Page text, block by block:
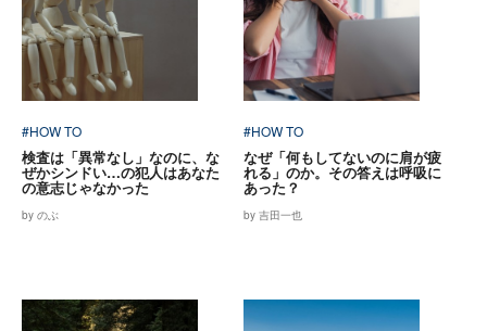
#HOW TO
検査は「異常なし」なのに、な
ぜかシンドい…の犯人はあなた
の意志じゃなかった
by のぶ
#HOW TO
なぜ「何もしてないのに肩が疲
れる」のか。その答えは呼吸に
あった？
by 吉田一也